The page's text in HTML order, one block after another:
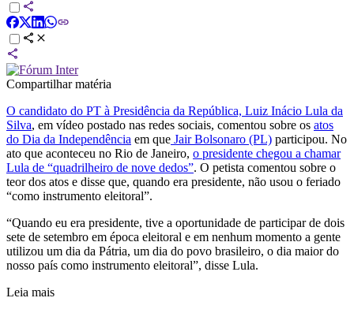
Compartilhar matéria
O candidato do PT à Presidência da República, Luiz Inácio Lula da
Silva, em vídeo postado nas redes sociais, comentou sobre os atos
do Dia da Independência em que Jair Bolsonaro (PL) participou. No
ato que aconteceu no Rio de Janeiro, o presidente chegou a chamar
Lula de “quadrilheiro de nove dedos”. O petista comentou sobre o
teor dos atos e disse que, quando era presidente, não usou o feriado
“como instrumento eleitoral”.
“Quando eu era presidente, tive a oportunidade de participar de dois
sete de setembro em época eleitoral e em nenhum momento a gente
utilizou um dia da Pátria, um dia do povo brasileiro, o dia maior do
nosso país como instrumento eleitoral”, disse Lula.
Leia mais